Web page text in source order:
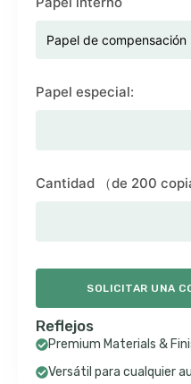
Papel especial:
Cantidad （de 200
SOLICITAR UNA
Reflejos
Premium Materials &
Versátil para cualquier